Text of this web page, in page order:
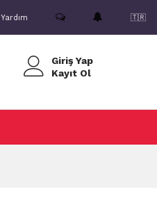
Yardım 🇹🇷
Giriş Yap
Kayıt Ol